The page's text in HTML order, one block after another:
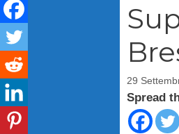
29
Spread